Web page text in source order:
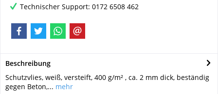
Technischer Support: 0172 6508 462
Beschreibung
Schutzvlies, weiß, versteift, 400 g/m² , ca. 2 mm dick, beständig
gegen Beton,... mehr